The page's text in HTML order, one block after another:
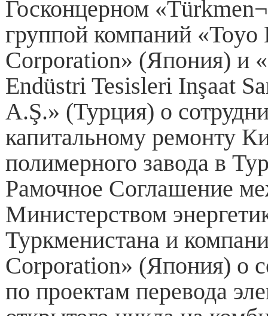
Госконцерном
группой компаний «Toyo
Corporation» (Япония) и
Endüstri Tesisleri Inşaat
A.Ş.» (Турция) о
капитальному ремонту
полимерного завода в
Рамочное Соглашение
Министерством
Туркменистана и
Corporation» (Япония) о
по проектам перевода